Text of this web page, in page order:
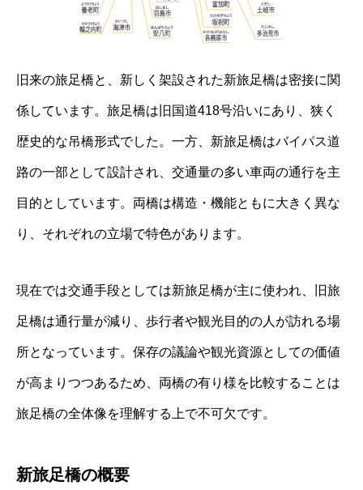
旧来の旅足橋と、新しく架設された新旅足橋は密接に関
係しています。旅足橋は旧国道418号沿いにあり、狭く
歴史的な吊橋形式でした。一方、新旅足橋はバイパス道
路の一部として設計され、交通量の多い車両の通行を主
目的としています。両橋は構造・機能ともに大きく異な
り、それぞれの立場で特色があります。
現在では交通手段としては新旅足橋が主に使われ、旧旅
足橋は通行量が減り、歩行者や観光目的の人が訪れる場
所となっています。保存の議論や観光資源としての価値
が高まりつつあるため、両橋の有り様を比較することは
旅足橋の全体像を理解する上で不可欠です。
新旅足橋の概要